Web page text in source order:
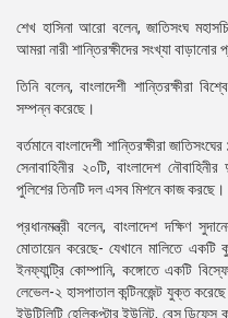
শেখ হাসিনা আরো বলেন, জাতিসংঘ
আমরা নারী শান্তিরক্ষীদের সংখ্যা বাড়ানোর
তিনি বলেন, বাংলাদেশী শান্তিরক্ষীরা
সম্পন্ন করেছে।
বর্তমানে বাংলাদেশী শান্তিরক্ষীরা
সেনাবাহিনীর ২০টি, বাংলাদেশ
পুলিশের তিনটি দল এসব মিশনে কাজ করছে।
প্রধানমন্ত্রী বলেন, বাংলাদেশ দক্ষিণ
মোতায়েন করেছে- যেখানে মালিতে
ইনফ্যান্ট্রি কোম্পানি, কঙ্গোতে একটি
লেভেল-২ হাসপাতাল কন্টিনজেন্ট যুক্ত
ইউটিলিটি হেলিকপ্টার ইউনিট, বেস ডিফেন্স